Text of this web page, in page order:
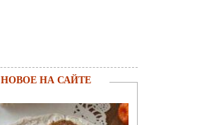
НОВОЕ НА САЙТЕ